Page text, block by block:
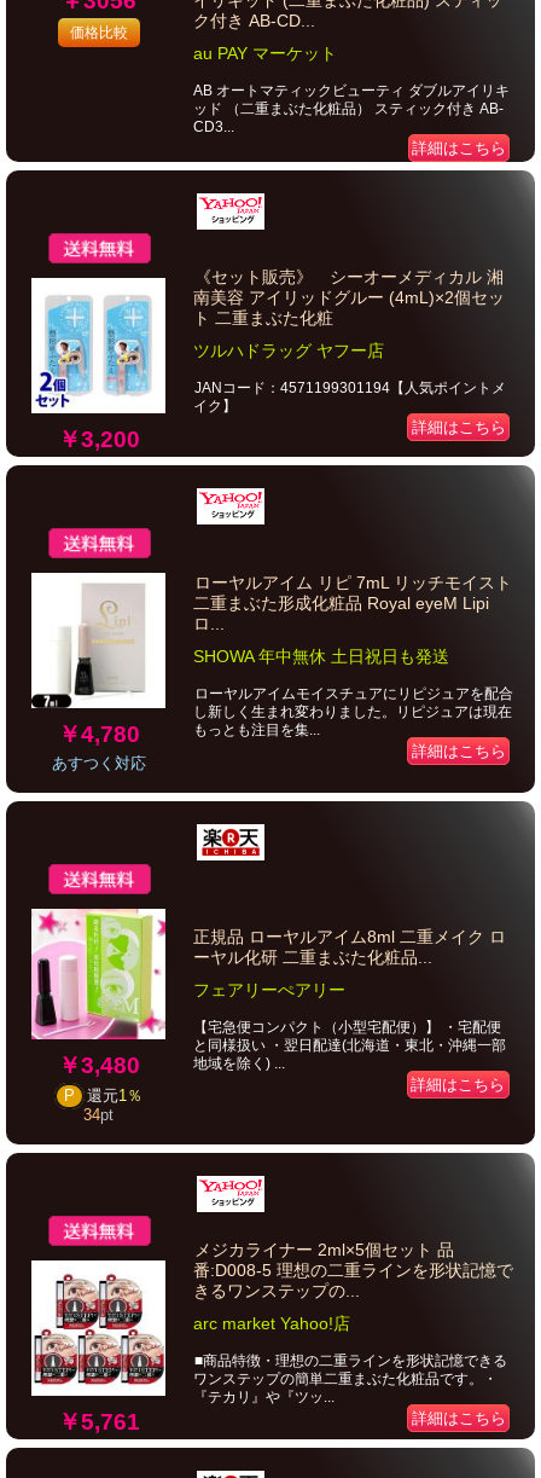
価格比較
ク付き AB-CD...
au PAY マーケット
AB オートマティックビューティ ダブルアイリキ
ッド （二重まぶた化粧品） スティック付き AB-
CD3...
詳細はこちら
￥3,200
《セット販売》 シーオーメディカル 湘
南美容 アイリッドグルー (4mL)×2個セッ
ト 二重まぶた化粧
ツルハドラッグ ヤフー店
JANコード：4571199301194【人気ポイントメ
イク】
詳細はこちら
￥4,780
あすつく対応
ローヤルアイム リピ 7mL リッチモイスト
二重まぶた形成化粧品 Royal eyeM Lipi
ロ...
SHOWA 年中無休 土日祝日も発送
ローヤルアイムモイスチュアにリピジュアを配合
し新しく生まれ変わりました。リピジュアは現在
もっとも注目を集...
詳細はこちら
￥3,480
P 還元1％
34pt
正規品 ローヤルアイム8ml 二重メイク ロ
ーヤル化研 二重まぶた化粧品...
フェアリーぺアリー
【宅急便コンパクト（小型宅配便）】 ・宅配便
と同様扱い ・翌日配達(北海道・東北・沖縄一部
地域を除く) ...
詳細はこちら
￥5,761
メジカライナー 2ml×5個セット 品
番:D008-5 理想の二重ラインを形状記憶で
きるワンステップの...
arc market Yahoo!店
■商品特徴・理想の二重ラインを形状記憶できる
ワンステップの簡単二重まぶた化粧品です。・
『テカリ』や『ツッ...
詳細はこちら